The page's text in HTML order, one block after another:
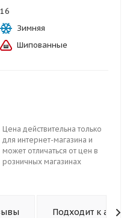
16
Зимняя
Шипованные
Цена действительна только
для интернет-магазина и
может отличаться от цен в
розничных магазинах
Подходит к авто